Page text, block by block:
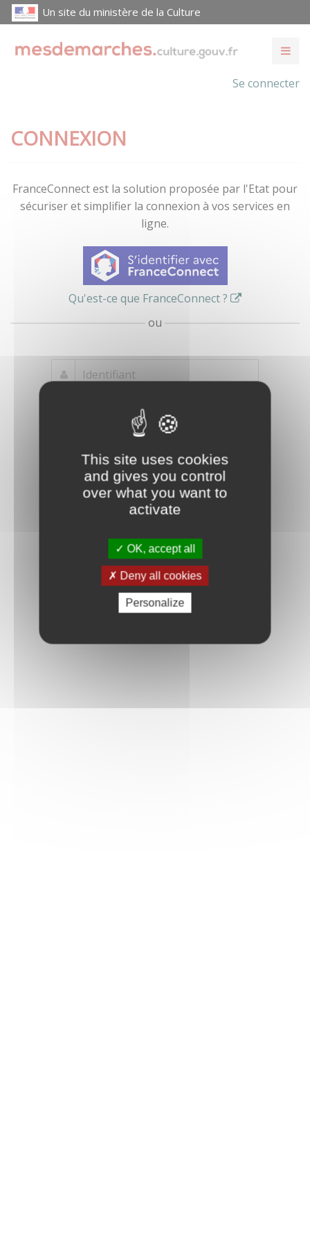
This site uses cookies
and gives you control
over what you want to
activate
OK, accept all
Deny all cookies
Personalize
Un site du ministère de la Culture
Se connecter
CONNEXION
FranceConnect est la solution proposée par l'Etat pour
sécuriser et simplifier la connexion à vos services en
ligne.
Qu'est-ce que FranceConnect ?
ou
oublié ?
compte
Connexion